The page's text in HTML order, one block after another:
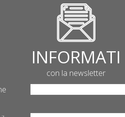
INFORMATI
con la newsletter